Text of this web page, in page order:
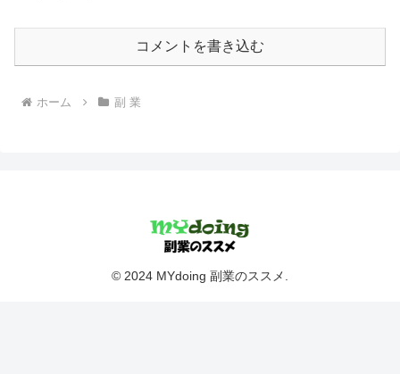
コメントを書き込む
ホーム 副 業
© 2024 MYdoing 副業のススメ.